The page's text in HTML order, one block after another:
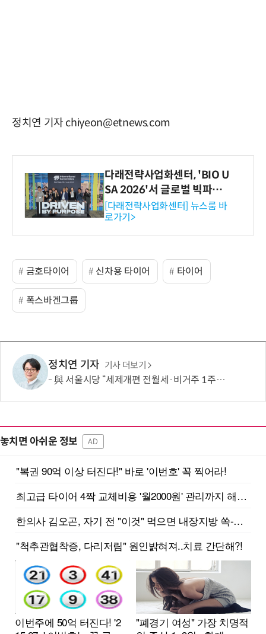
정치연 기자 chiyeon@etnews.com
다래전략사업화센터, 'BIO U
SA 2026'서 글로벌 빅파마
와의 비즈니스 미팅 지원…K
-바이오 해외 진출 교두보 확
보
[다래전략사업화센터] 뉴스룸 바
로가기>
금호타이어 신차용 타이어 타이어
폭스바겐그룹
정치연 기자 기사 더보기
與 서울시당 “세제개편 전월세·비거주 1주택 영향 면밀 점검”
놓치면 아쉬운 정보 AD